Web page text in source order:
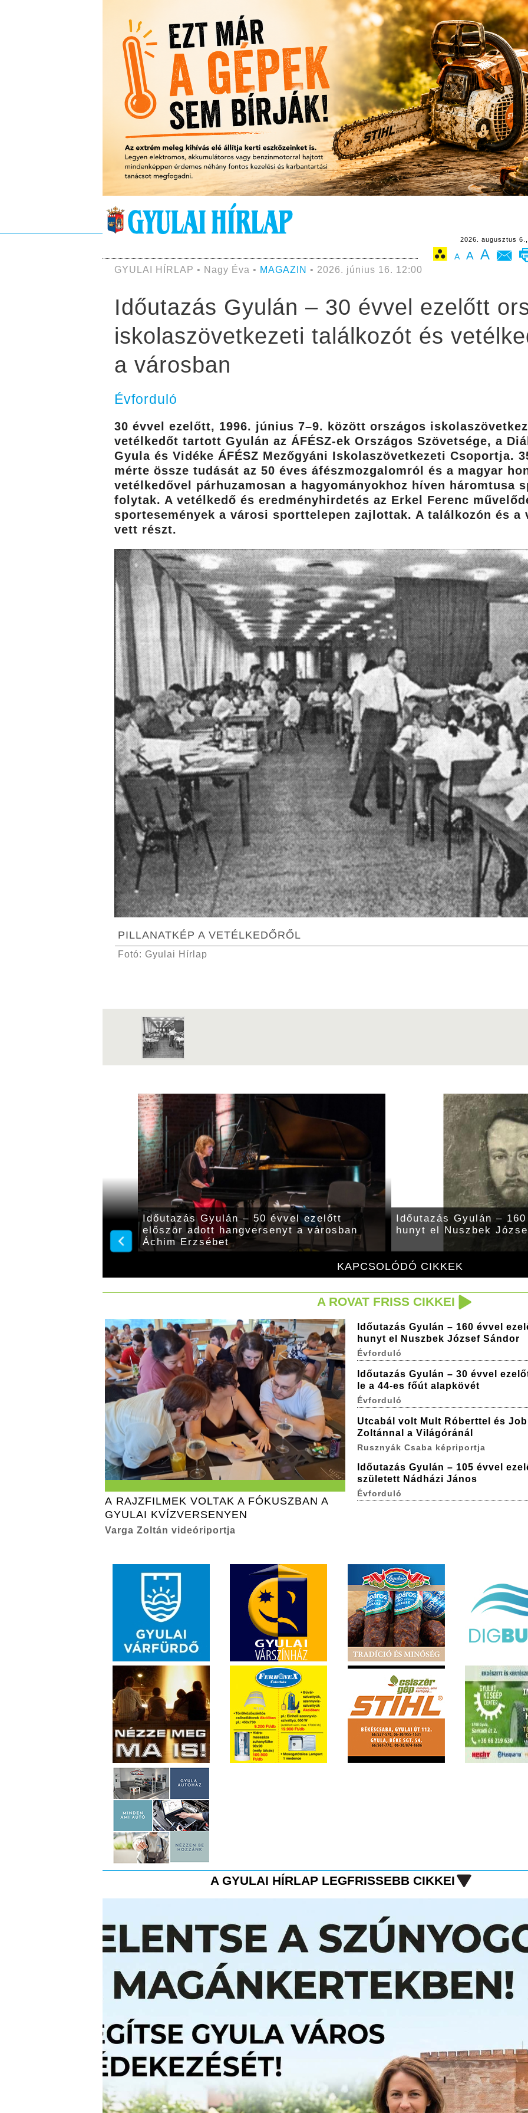
2026. augusztus
A A A
GYULAI HÍRLAP • Nagy Éva • MAGAZIN • 2026. június 16. 12:00
Időutazás Gyulán – 30 évvel ezelőtt
iskolaszövetkezeti találkozót és
a városban
Évforduló
30 évvel ezelőtt, 1996. június 7–9. között országos
vetélkedőt tartott Gyulán az ÁFÉSZ-ek Országos Szövetsége, a
Gyula és Vidéke ÁFÉSZ Mezőgyáni Iskolaszövetkezeti Csoportja.
mérte össze tudását az 50 éves áfészmozgalomról és a magyar
vetélkedővel párhuzamosan a hagyományokhoz híven háromtusa
folytak. A vetélkedő és eredményhirdetés az Erkel Ferenc
sportesemények a városi sporttelepen zajlottak. A találkozón és a
vett részt.
PILLANATKÉP A VETÉLKEDŐRŐL
Fotó: Gyulai Hírlap
KAPCSOLÓDÓ CIKKEK
Időutazás Gyulán – 50 évvel ezelőtt
először adott hangversenyt a városban
Áchim Erzsébet
Időutazás Gyulán –
hunyt el Nuszbek
A ROVAT FRISS CIKKEI
A RAJZFILMEK VOLTAK A FÓKUSZBAN A
GYULAI KVÍZVERSENYEN
Varga Zoltán videóriportja
Időutazás Gyulán – 160 évvel
hunyt el Nuszbek József Sándor
Évforduló
Időutazás Gyulán – 30 évvel
le a 44-es főút alapkövét
Évforduló
Utcabál volt Mult Róberttel és
Zoltánnal a Világóránál
Rusznyák Csaba képriportja
Időutazás Gyulán – 105 évvel
született Nádházi János
Évforduló
A GYULAI HÍRLAP LEGFRISSEBB CIKKEI